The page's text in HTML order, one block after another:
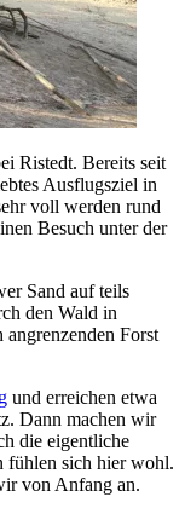
Ristedt. Bereits seit
Ausflugsziel in
voll werden rund
Besuch unter der
Sand auf teils
den Wald in
Forst
und erreichen etwa
Dann machen wir
die eigentliche
fühlen sich hier wohl.
von Anfang an.